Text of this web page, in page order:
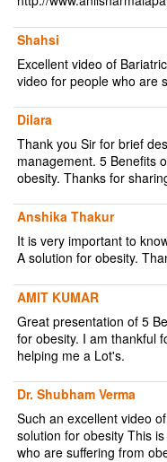
Shahsi
Excellent video of
video for people who are
Dilara
Thank you Sir for brief
management. 5 Benefits
obesity. Thanks for
Anshika Thakur
It is very important to
A solution for obesity.
AMIT KUMAR
Great presentation of 5
for obesity. I am thankful
helping me a Lot's.
Dr. Shubham Verma
Such an excellent video
solution for obesity This
who are suffering from